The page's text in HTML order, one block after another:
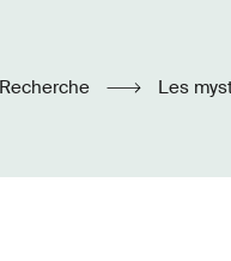
Recherche Les